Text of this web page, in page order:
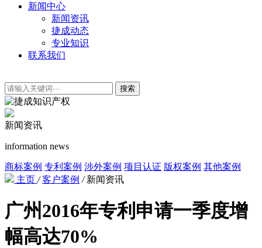
新闻中心
新闻资讯
捷成动态
专业知识
联系我们
搜索
新闻资讯
information news
商标案例 专利案例 涉外案例 项目认证 版权案例 其他案例
主页 / 客户案例 / 新闻资讯
广州2016年专利申请一季度增
幅高达70%